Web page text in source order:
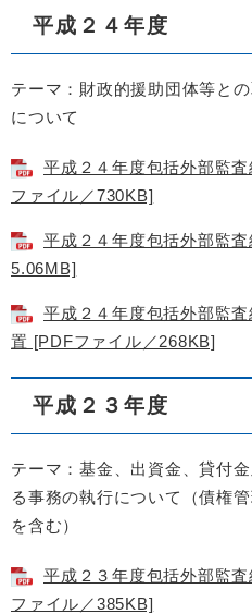
平成２４年度
テーマ：財政的援助団体等と
について
平成２４年度包括外部監
ファイル／730KB]
平成２４年度包括外部監
5.06MB]
平成２４年度包括外部監
置 [PDFファイル／268KB]
平成２３年度
テーマ：基金、出資金、貸付
る事務の執行について（債権
を含む）
平成２３年度包括外部監
ファイル／385KB]